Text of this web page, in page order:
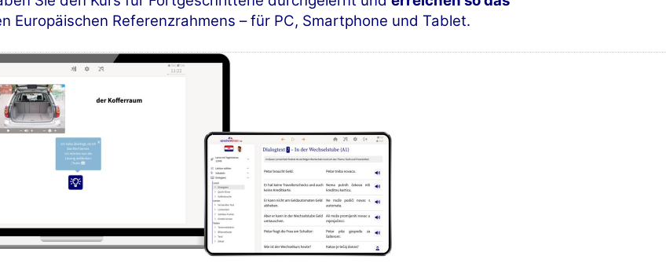
Europäischen Referenzrahmens – für PC, Smartphone und Tablet.